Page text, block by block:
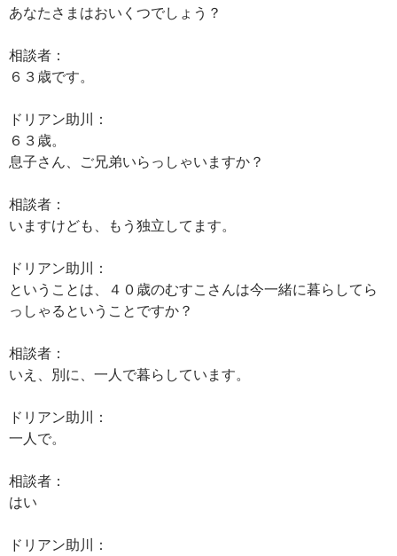
あなたさまはおいくつでしょう？
相談者：
６３歳です。
ドリアン助川：
６３歳。
息子さん、ご兄弟いらっしゃいますか？
相談者：
いますけども、もう独立してます。
ドリアン助川：
ということは、４０歳のむすこさんは今一緒に暮らしてら
っしゃるということですか？
相談者：
いえ、別に、一人で暮らしています。
ドリアン助川：
一人で。
相談者：
はい
ドリアン助川：